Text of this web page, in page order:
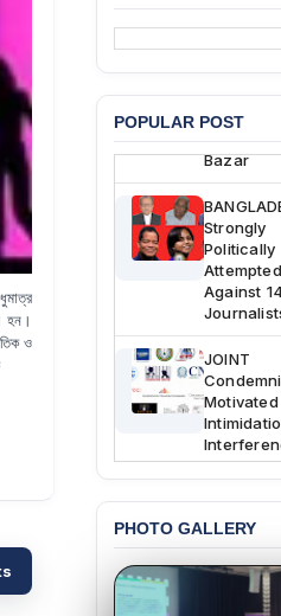
হন।
ও
POPULAR POST
JMBF
and
Police
Bazar
Against
JOINT
of the
PHOTO GALLERY